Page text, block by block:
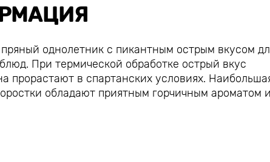
однолетник с пикантным острым вкусом
При термической обработке острый вкус
прорастают в спартанских условиях.
обладают приятным горчичным ароматом и